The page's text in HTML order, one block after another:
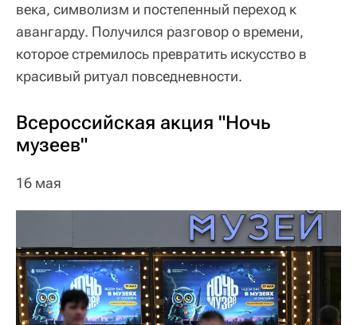
века, символизм и постепенный переход к
авангарду. Получился разговор о времени,
которое стремилось превратить искусство в
красивый ритуал повседневности.
Всероссийская акция "Ночь
музеев"
16 мая